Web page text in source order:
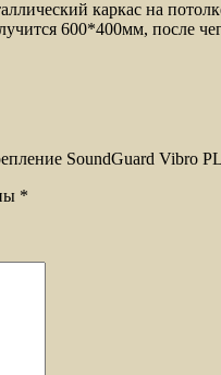
каркас на
600*400мм, после
SoundGuard Vibro
*